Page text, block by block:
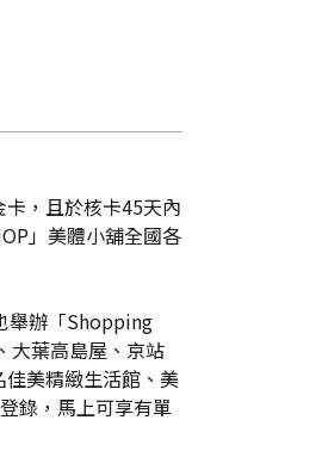
，且於核卡45天內
」美體小舖全國各
舉辦「Shopping
大葉高島屋、京站
美精緻生活館、美
錄，馬上可享有單